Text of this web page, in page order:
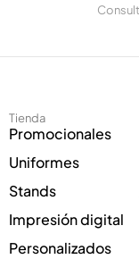
e
c
n
i
c
o
*
Tienda
Promocionales
Uniformes
Stands
Impresión digital
Personalizados